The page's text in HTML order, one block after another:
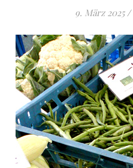
9. März 2025 /